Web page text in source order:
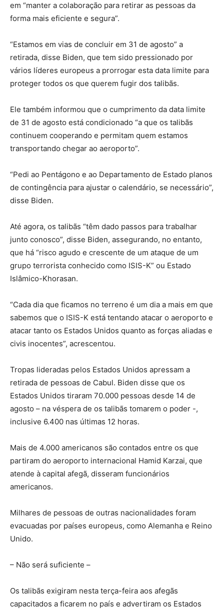
em “manter a colaboração para retirar as pessoas da
forma mais eficiente e segura”.
“Estamos em vias de concluir em 31 de agosto” a
retirada, disse Biden, que tem sido pressionado por
vários líderes europeus a prorrogar esta data limite para
proteger todos os que querem fugir dos talibãs.
Ele também informou que o cumprimento da data limite
de 31 de agosto está condicionado “a que os talibãs
continuem cooperando e permitam quem estamos
transportando chegar ao aeroporto”.
“Pedi ao Pentágono e ao Departamento de Estado planos
de contingência para ajustar o calendário, se necessário”,
disse Biden.
Até agora, os talibãs “têm dado passos para trabalhar
junto conosco”, disse Biden, assegurando, no entanto,
que há “risco agudo e crescente de um ataque de um
grupo terrorista conhecido como ISIS-K” ou Estado
Islâmico-Khorasan.
“Cada dia que ficamos no terreno é um dia a mais em que
sabemos que o ISIS-K está tentando atacar o aeroporto e
atacar tanto os Estados Unidos quanto as forças aliadas e
civis inocentes”, acrescentou.
Tropas lideradas pelos Estados Unidos apressam a
retirada de pessoas de Cabul. Biden disse que os
Estados Unidos tiraram 70.000 pessoas desde 14 de
agosto – na véspera de os talibãs tomarem o poder -,
inclusive 6.400 nas últimas 12 horas.
Mais de 4.000 americanos são contados entre os que
partiram do aeroporto internacional Hamid Karzai, que
atende à capital afegã, disseram funcionários
americanos.
Milhares de pessoas de outras nacionalidades foram
evacuadas por países europeus, como Alemanha e Reino
Unido.
– Não será suficiente –
Os talibãs exigiram nesta terça-feira aos afegãs
capacitados a ficarem no país e advertiram os Estados